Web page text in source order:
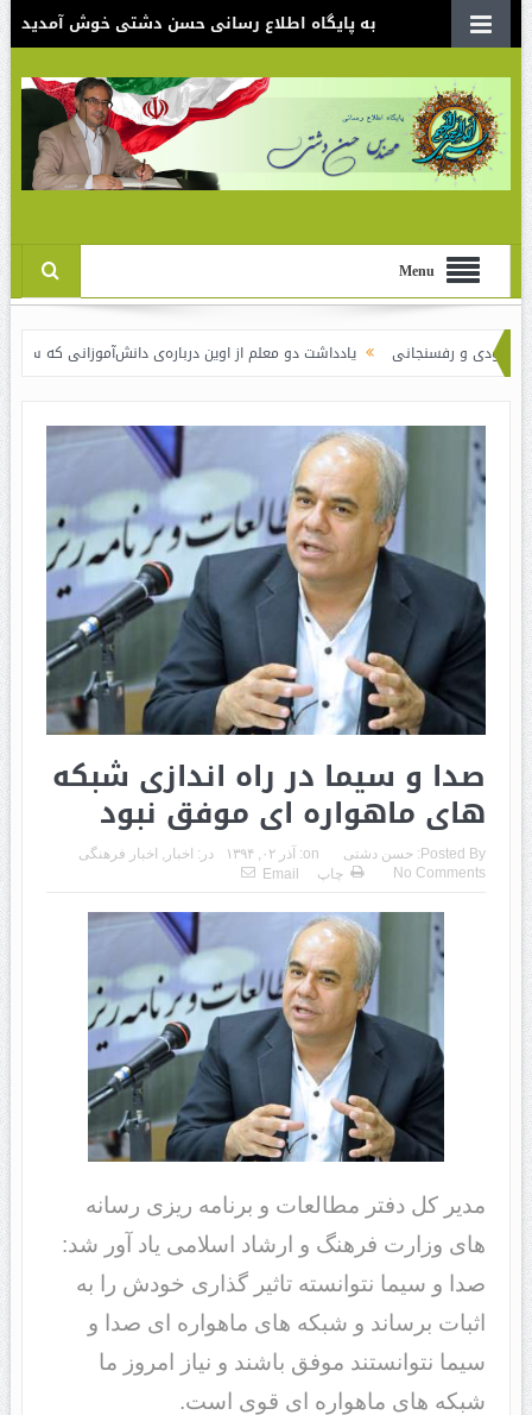
به پایگاه اطلاع رسانی حسن دشتی خوش آمدید
Menu
یادداشت دو معلم از اوین درباره‌ی دانش‌آموزانی که سوختند
صدا و سیما در راه اندازی شبکه
های ماهواره ای موفق نبود
Posted By: حسن دشتی on: آذر ۰۲, ۱۳۹۴ در: اخبار , اخبار فرهنگی
No Comments
چاپ Email
مدیر کل دفتر مطالعات و برنامه ریزی رسانه
های وزارت فرهنگ و ارشاد اسلامی یاد آور شد:
صدا و سیما نتوانسته تاثیر گذاری خودش را به
اثبات برساند و شبکه های ماهواره ای صدا و
سیما نتوانستند موفق باشند و نیاز امروز ما
شبکه های ماهواره ای قوی است.